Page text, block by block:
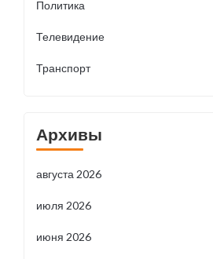
Политика
Телевидение
Транспорт
Архивы
августа 2026
июля 2026
июня 2026